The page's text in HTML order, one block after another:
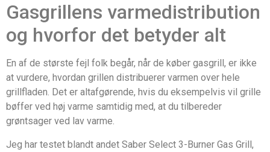
Gasgrillens varmedistribution
og hvorfor det betyder alt
En af de største fejl folk begår, når de køber gasgrill, er ikke
at vurdere, hvordan grillen distribuerer varmen over hele
grillfladen. Det er altafgørende, hvis du eksempelvis vil grille
bøffer ved høj varme samtidig med, at du tilbereder
grøntsager ved lav varme.
Jeg har testet blandt andet Saber Select 3-Burner Gas Grill,